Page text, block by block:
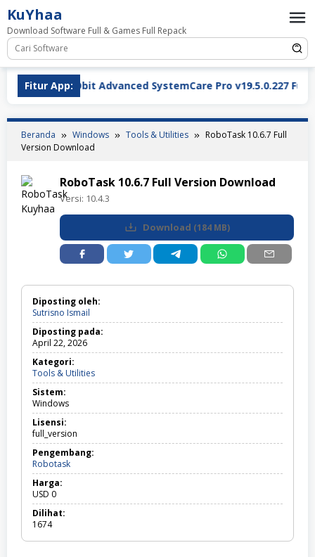
Loncat
ke
konten
KuYhaa
Download Software Full & Games Full Repack
Fitur App:
IObit Advanced SystemCare Pro v19.5.0.227 Full Version
Beranda Windows Tools & Utilities
RoboTask 10.6.7 Full
Version Download
RoboTask 10.6.7 Full Version Download
Versi: 10.4.3
Download (184 MB)
Diposting oleh:
Sutrisno Ismail
Diposting pada:
April 22, 2026
Kategori:
Tools & UtilitiesTools
&
Sistem:
Windows
Lisensi:
full_version
Pengembang:
Robotask
Harga:
USD 0
Dilihat:
1674